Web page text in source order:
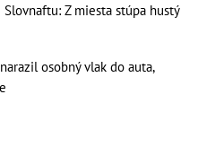
Z miesta stúpa hustý
osobný vlak do auta,